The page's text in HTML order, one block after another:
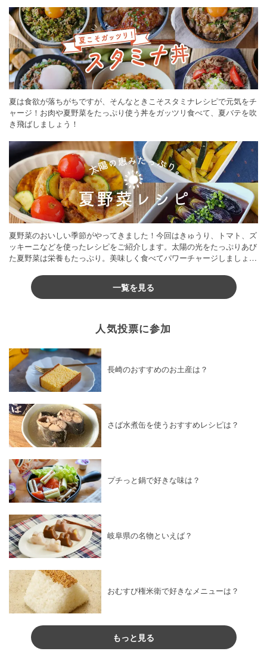
夏は食欲が落ちがちですが、そんなときこそスタミナレシピで元気をチ
ャージ！お肉や夏野菜をたっぷり使う丼をガッツリ食べて、夏バテを吹
き飛ばしましょう！
夏野菜のおいしい季節がやってきました！今回はきゅうり、トマト、ズ
ッキーニなどを使ったレシピをご紹介します。太陽の光をたっぷりあび
た夏野菜は栄養もたっぷり。美味しく食べてパワーチャージしましょう
一覧を見る
人気投票に参加
長崎のおすすめのお土産は？
さば水煮缶を使うおすすめレシピは？
プチっと鍋で好きな味は？
岐阜県の名物といえば？
おむすび権米衛で好きなメニューは？
もっと見る